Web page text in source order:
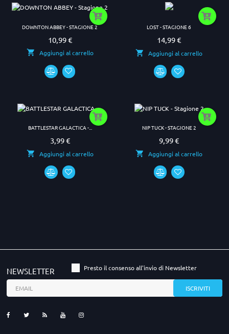
DOWNTON ABBEY - STAGIONE 2
Prezzo
10,99 €
Aggiungi al carrello
LOST - STAGIONE 6
Prezzo
14,99 €
Aggiungi al carrello
BATTLESTAR GALACTICA -...
Prezzo
3,99 €
Aggiungi al carrello
NIP TUCK - STAGIONE 2
Prezzo
9,99 €
Aggiungi al carrello
NEWSLETTER Presto il consenso all'invio di Newsletter